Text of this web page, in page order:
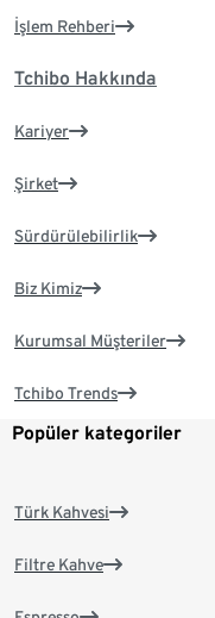
İşlem Rehberi
Tchibo Hakkında
Kariyer
Şirket
Sürdürülebilirlik
Biz Kimiz
Kurumsal Müşteriler
Tchibo Trends
Popüler kategoriler
Türk Kahvesi
Filtre Kahve